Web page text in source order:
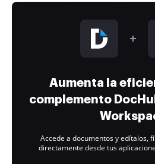
Aumenta la
complemento
Accede a documentos y edítalos,
directamente desde tus